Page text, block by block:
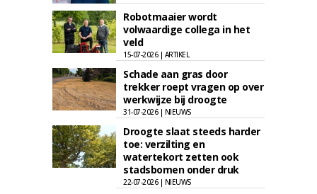
Robotmaaier wordt
volwaardige collega in het
veld
15-07-2026 | ARTIKEL
Schade aan gras door
trekker roept vragen op over
werkwijze bij droogte
31-07-2026 | NIEUWS
Droogte slaat steeds harder
toe: verzilting en
watertekort zetten ook
stadsbomen onder druk
22-07-2026 | NIEUWS